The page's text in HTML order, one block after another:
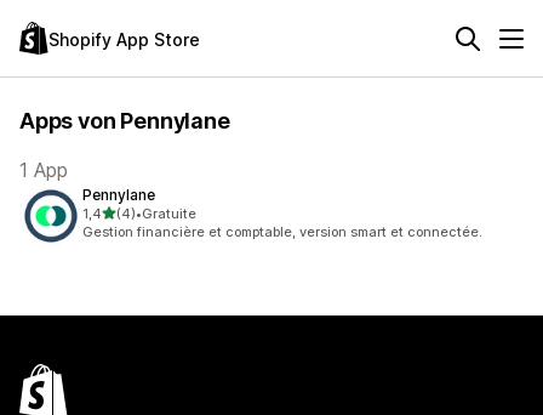
Shopify App Store
Apps von Pennylane
1 App
Pennylane
1,4von 5 Sternen
(4)
4 Rezensionen insgesamt
•Gratuite
Gestion financière et comptable, version smart et connectée.